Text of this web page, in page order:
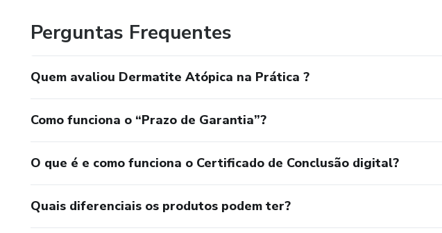
Perguntas Frequentes
Quem avaliou Dermatite Atópica na Prática ?
Como funciona o “Prazo de Garantia”?
O que é e como funciona o Certificado de Conclusão digital?
Quais diferenciais os produtos podem ter?